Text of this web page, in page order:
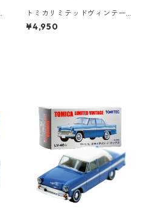
トミカリミテッドヴィンテー
ジネオ LV-N05a 三菱 ギャラ
ン VR-4 #10212614
¥4,950